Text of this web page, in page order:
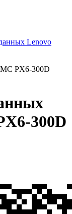
Lenovo
PX6-300D
300D